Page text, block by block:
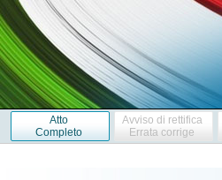
Atto
Completo
Avviso di rettifica
Errata corrige